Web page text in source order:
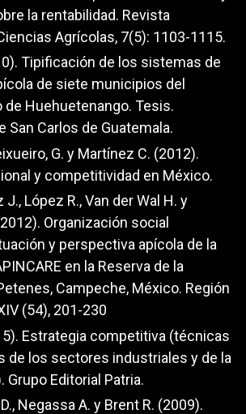
la rentabilidad. Revista
Agrícolas, 7(5): 1103-1115.
Tipificación de los sistemas de
de siete municipios del
de Huehuetenango. Tesis.
San Carlos de Guatemala.
G. y Martínez C. (2012).
y competitividad en México.
J., López R., Van der Wal H. y
Organización social
y perspectiva apícola de la
en la Reserva de la
Campeche, México. Región
(54), 201-230
Estrategia competitiva (técnicas
de los sectores industriales y de la
Editorial Patria.
Negassa A. y Brent R. (2009).